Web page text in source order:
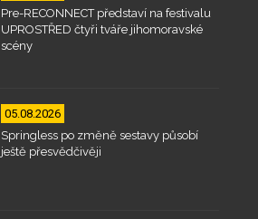
Pre-RECONNECT představí na festivalu
UPROSTŘED čtyři tváře jihomoravské
scény
05.08.2026
Springless po změně sestavy působí
ještě přesvědčivěji